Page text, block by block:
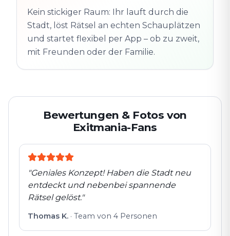
Spur
entdeckt
Altstadt
Folgt der Spur
Echte Orte · völlig
flexibel
Kein stickiger Raum: Ihr lauft durch die
Stadt, löst Rätsel an echten Schauplätzen
und startet flexibel per App – ob zu zweit,
mit Freunden oder der Familie.
Bewertungen & Fotos von
Exitmania-Fans
"Geniales Konzept! Haben die Stadt neu
entdeckt und nebenbei spannende
Rätsel gelöst."
Thomas K. · Team von 4 Personen